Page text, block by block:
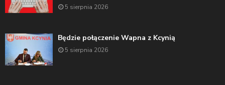
5 sierpnia 2026
Będzie połączenie Wapna z Kcynią
5 sierpnia 2026